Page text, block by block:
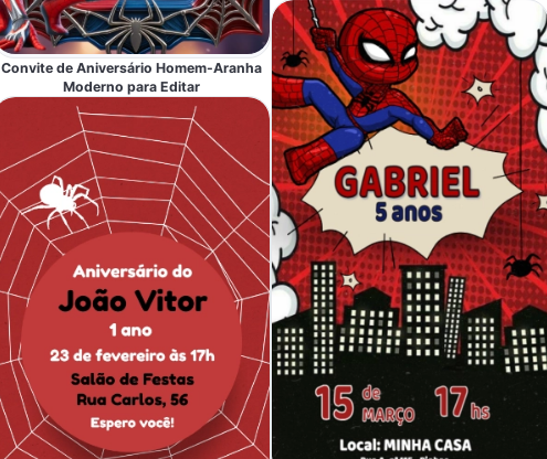
Convite de Aniversário Homem-Aranha
Moderno para Editar